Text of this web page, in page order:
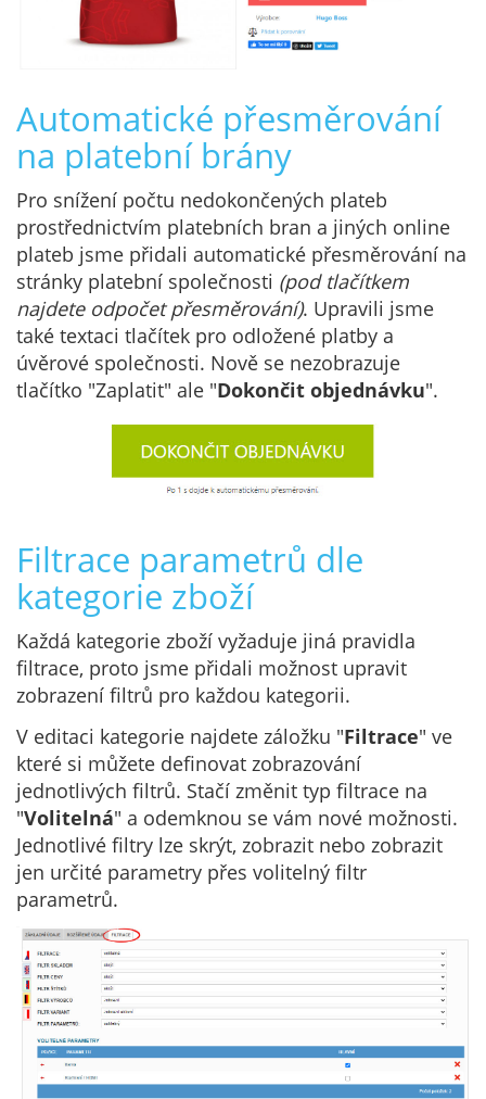
Automatické přesměrování
na platební brány
Pro snížení počtu nedokončených plateb
prostřednictvím platebních bran a jiných online
plateb jsme přidali automatické přesměrování na
stránky platební společnosti (pod tlačítkem
najdete odpočet přesměrování). Upravili jsme
také textaci tlačítek pro odložené platby a
úvěrové společnosti. Nově se nezobrazuje
tlačítko "Zaplatit" ale "Dokončit objednávku".
Filtrace parametrů dle
kategorie zboží
Každá kategorie zboží vyžaduje jiná pravidla
filtrace, proto jsme přidali možnost upravit
zobrazení filtrů pro každou kategorii.
V editaci kategorie najdete záložku "Filtrace" ve
které si můžete definovat zobrazování
jednotlivých filtrů. Stačí změnit typ filtrace na
"Volitelná" a odemknou se vám nové možnosti.
Jednotlivé filtry lze skrýt, zobrazit nebo zobrazit
jen určité parametry přes volitelný filtr
parametrů.